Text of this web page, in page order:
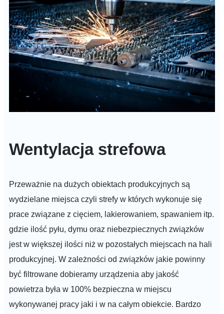
Wentylacja strefowa
Przeważnie na dużych obiektach produkcyjnych są
wydzielane miejsca czyli strefy w których wykonuje się
prace związane z cięciem, lakierowaniem, spawaniem itp.
gdzie ilość pyłu, dymu oraz niebezpiecznych związków
jest w większej ilości niż w pozostałych miejscach na hali
produkcyjnej. W zależności od związków jakie powinny
być filtrowane dobieramy urządzenia aby jakość
powietrza była w 100% bezpieczna w miejscu
wykonywanej pracy jaki i w na całym obiekcie. Bardzo